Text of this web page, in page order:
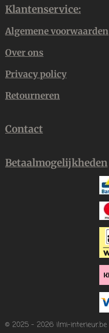
Klantenservice:
Algemene voorwaarden
Over ons
Privacy policy
Retourneren
Contact
Betaalmogelijkheden
© 2025 - 2026 ilmi-interieur.be